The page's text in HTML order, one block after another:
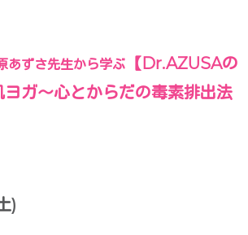
あずさ先生から学ぶ【Dr.AZUSAの
ヨガ～心とからだの毒素排出法
)